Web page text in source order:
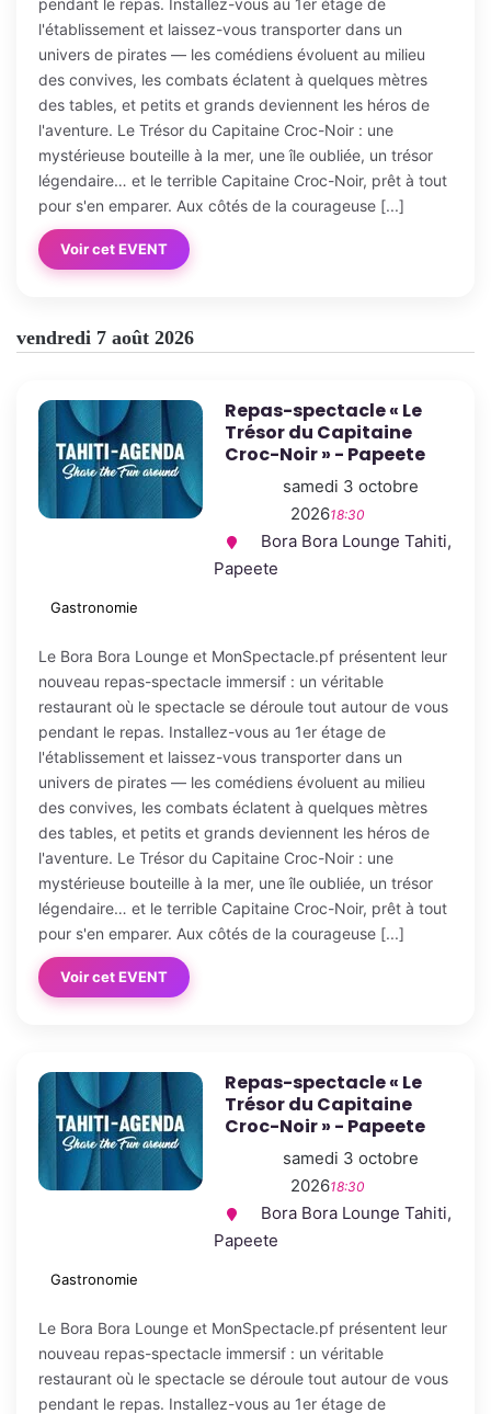
pendant le repas. Installez-vous au 1er étage de
l'établissement et laissez-vous transporter dans un
univers de pirates — les comédiens évoluent au milieu
des convives, les combats éclatent à quelques mètres
des tables, et petits et grands deviennent les héros de
l'aventure. Le Trésor du Capitaine Croc-Noir : une
mystérieuse bouteille à la mer, une île oubliée, un trésor
légendaire… et le terrible Capitaine Croc-Noir, prêt à tout
pour s'en emparer. Aux côtés de la courageuse [...]
Voir cet EVENT
vendredi 7 août 2026
Repas-spectacle « Le
Trésor du Capitaine
Croc-Noir » - Papeete
samedi 3 octobre
202618:30
Bora Bora Lounge Tahiti,
Papeete
Gastronomie
Le Bora Bora Lounge et MonSpectacle.pf présentent leur
nouveau repas-spectacle immersif : un véritable
restaurant où le spectacle se déroule tout autour de vous
pendant le repas. Installez-vous au 1er étage de
l'établissement et laissez-vous transporter dans un
univers de pirates — les comédiens évoluent au milieu
des convives, les combats éclatent à quelques mètres
des tables, et petits et grands deviennent les héros de
l'aventure. Le Trésor du Capitaine Croc-Noir : une
mystérieuse bouteille à la mer, une île oubliée, un trésor
légendaire… et le terrible Capitaine Croc-Noir, prêt à tout
pour s'en emparer. Aux côtés de la courageuse [...]
Voir cet EVENT
Repas-spectacle « Le
Trésor du Capitaine
Croc-Noir » - Papeete
samedi 3 octobre
202618:30
Bora Bora Lounge Tahiti,
Papeete
Gastronomie
Le Bora Bora Lounge et MonSpectacle.pf présentent leur
nouveau repas-spectacle immersif : un véritable
restaurant où le spectacle se déroule tout autour de vous
pendant le repas. Installez-vous au 1er étage de